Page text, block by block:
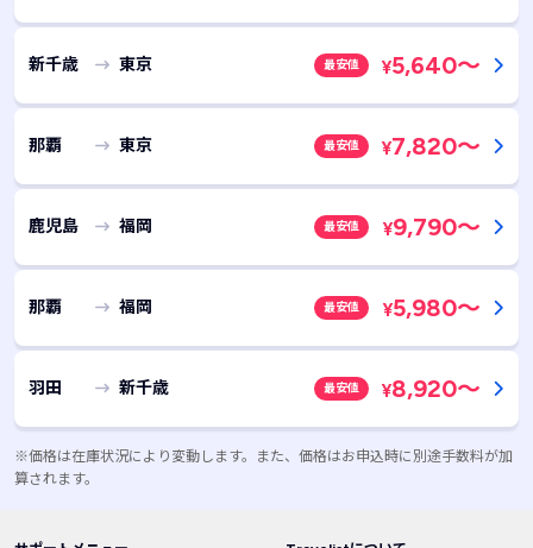
新千歳 東京 最安値 ¥5,640～
那覇 東京 最安値 ¥7,820～
鹿児島 福岡 最安値 ¥9,790～
那覇 福岡 最安値 ¥5,980～
羽田 新千歳 最安値 ¥8,920～
※価格は在庫状況により変動します。また、価格はお申込時に別途手数料が加
算されます。